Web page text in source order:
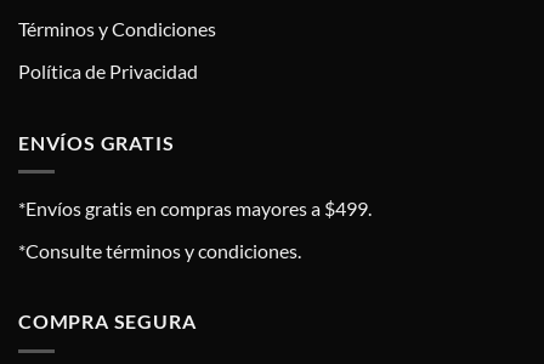
Términos y Condiciones
Política de Privacidad
ENVÍOS GRATIS
*Envíos gratis en compras mayores a $499.
*Consulte términos y condiciones.
COMPRA SEGURA